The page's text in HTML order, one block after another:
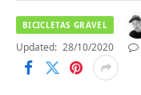
BICICLETAS GRAVEL
Updated: 28/10/2020